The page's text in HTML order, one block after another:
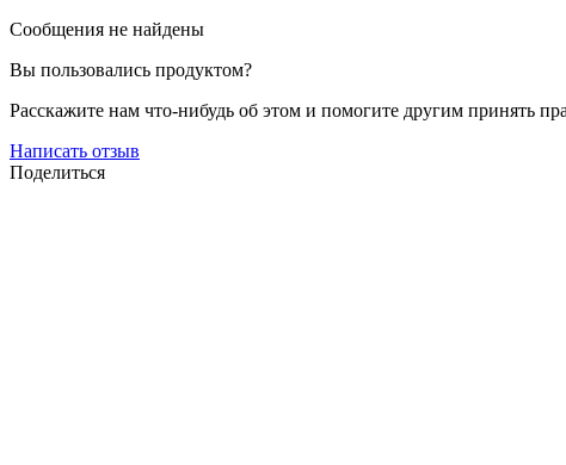
Сообщения не найдены
Вы пользовались продуктом?
Расскажите нам что-нибудь об этом и помогите другим принять
Написать отзыв
Поделиться